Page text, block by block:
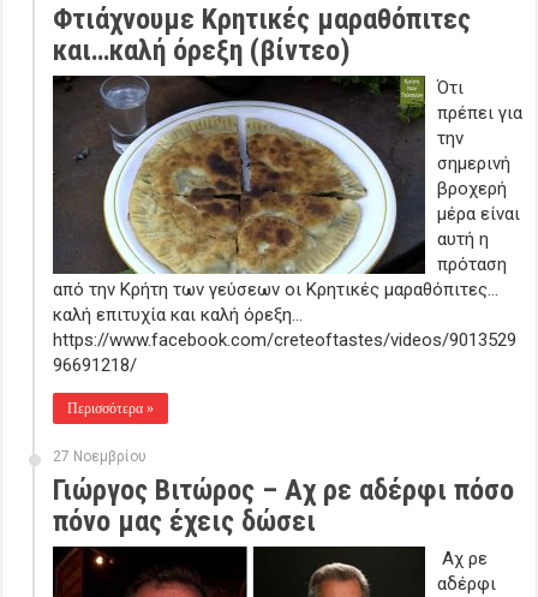
Φτιάχνουμε Κρητικές μαραθόπιτες
και…καλή όρεξη (βίντεο)
Ότι
πρέπει για
την
σημερινή
βροχερή
μέρα είναι
αυτή η
πρόταση
από την Κρήτη των γεύσεων οι Κρητικές μαραθόπιτες…
καλή επιτυχία και καλή όρεξη…
https://www.facebook.com/creteoftastes/videos/9013529
96691218/
Περισσότερα »
27 Νοεμβρίου
Γιώργος Βιτώρος – Αχ ρε αδέρφι πόσο
πόνο μας έχεις δώσει
Αχ ρε
αδέρφι